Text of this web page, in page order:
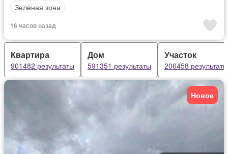
Зеленая зона
16 часов назад
Квартира
901482 результаты
Дом
591351 результаты
Участок
206458 результаты
Новое